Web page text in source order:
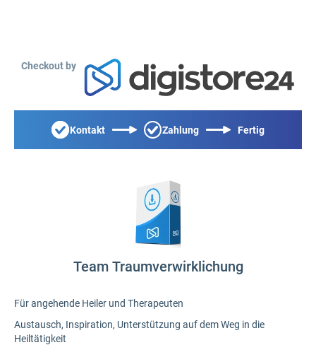
Checkout by
Kontakt Zahlung Fertig
Team Traumverwirklichung
Für angehende Heiler und Therapeuten
Austausch, Inspiration, Unterstützung auf dem Weg in die
Heiltätigkeit